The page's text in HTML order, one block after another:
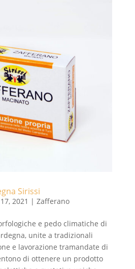
Sirissi
2021 | Zafferano
e pedo climatiche di
unite a tradizionali
e lavorazione tramandate di
di ottenere un prodotto